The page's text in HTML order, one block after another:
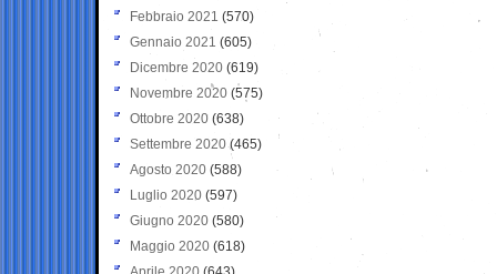
Febbraio 2021 (570)
Gennaio 2021 (605)
Dicembre 2020 (619)
Novembre 2020 (575)
Ottobre 2020 (638)
Settembre 2020(465)
Agosto 2020 (588)
Luglio 2020 (597)
Giugno 2020 (580)
Maggio 2020 (618)